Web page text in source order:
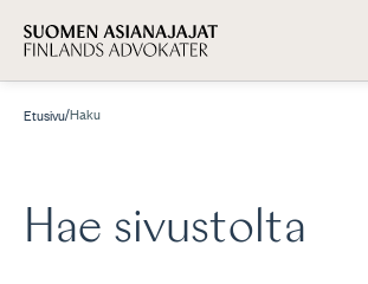
Etusivu/Haku
Hae sivustolta